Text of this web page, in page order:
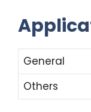
General
Others